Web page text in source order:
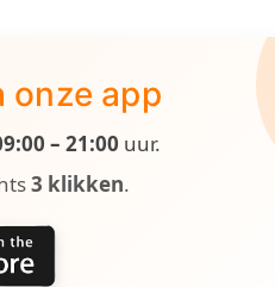
onze app
– 21:00 uur.
3 klikken.